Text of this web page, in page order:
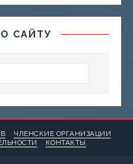
САЙТУ
ЧЛЕНСКИЕ ОРГАНИЗАЦИИ
КОНТАКТЫ